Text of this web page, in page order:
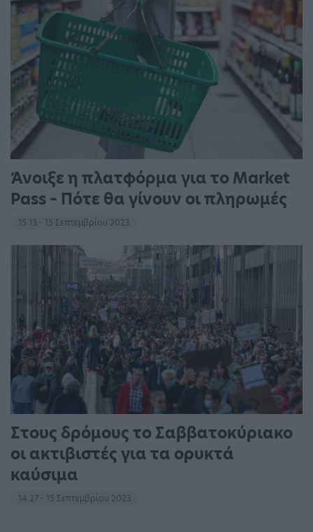
Άνοιξε η πλατφόρμα για το Market
Pass – Πότε θα γίνουν οι πληρωμές
15:13 - 15 Σεπτεμβρίου 2023
Στους δρόμους το Σαββατοκύριακο
οι ακτιβιστές για τα ορυκτά
καύσιμα
14:27 - 15 Σεπτεμβρίου 2023